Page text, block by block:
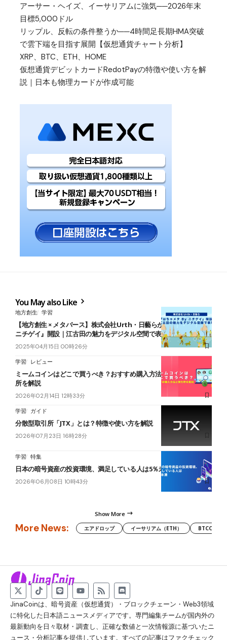
アーサー・ヘイズ、イーサリアムに強気──2026年末
目標5,000ドル
リップル、反転の条件整うか──4時間足長期HMA突破
で雲下端を目指す展開【仮想通貨チャート分析】
XRP、BTC、ETH、HOME
仮想通貨デビットカードRedotPayの特徴や使い方を解
説｜日本も物理カードが作成可能
You May also Like
地方創生 学習
【地方創生 × メタバース】株式会社Urth・日藝らが『はちゃメタ By
ニチゲイ』開設｜江古田の魅力をデジタル空間で表現
2025年04月15日 00時26分
学習 レビュー
ミームコインはどこで買うべき？おすすめ購入方法と仮想通貨取引
所を解説
2026年02月14日 12時33分
学習 ガイド
分散型取引所「JTX」とは？特徴や使い方を解説
2026年07月23日 16時28分
学習 特集
日本の暗号資産の投資環境、満足している人は5％未満
2026年06月08日 10時43分
Show More
More News: エアドロップ イーサリアム（ETH） BTCC
JinaCoinは、暗号資産（仮想通貨）・ブロックチェーン・Web3領域
に特化した日本語ニュースメディアです。専門編集チームが国内外の
最新動向を日々取材・調査し、正確な数値と一次情報源に基づいたニ
ュース・分析記事を提供しています。すべての記事はファクチェック